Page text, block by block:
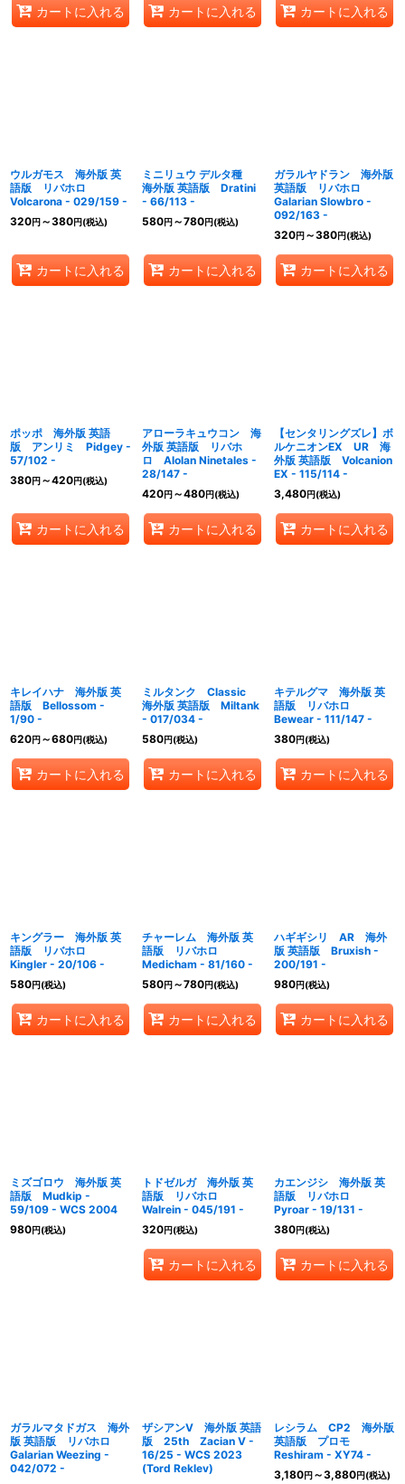
カートに入れる カートに入れる カートに入れる
ウルガモス 海外版 英
語版 リバホロ
Volcarona - 029/159 -
320円～380円(税込)
カートに入れる
ミニリュウ デルタ種
海外版 英語版 Dratini
- 66/113 -
580円～780円(税込)
カートに入れる
ガラルヤドラン 海外版
英語版 リバホロ
Galarian Slowbro -
092/163 -
320円～380円(税込)
カートに入れる
ポッポ 海外版 英語
版 アンリミ Pidgey -
57/102 -
380円～420円(税込)
カートに入れる
アローラキュウコン 海
外版 英語版 リバホ
ロ Alolan Ninetales -
28/147 -
420円～480円(税込)
カートに入れる
【センタリングズレ】ボ
ルケニオンEX UR 海
外版 英語版 Volcanion
EX - 115/114 -
3,480円(税込)
カートに入れる
キレイハナ 海外版 英
語版 Bellossom -
1/90 -
620円～680円(税込)
カートに入れる
ミルタンク Classic
海外版 英語版 Miltank
- 017/034 -
580円(税込)
カートに入れる
キテルグマ 海外版 英
語版 リバホロ
Bewear - 111/147 -
380円(税込)
カートに入れる
キングラー 海外版 英
語版 リバホロ
Kingler - 20/106 -
580円(税込)
カートに入れる
チャーレム 海外版 英
語版 リバホロ
Medicham - 81/160 -
580円～780円(税込)
カートに入れる
ハギギシリ AR 海外
版 英語版 Bruxish -
200/191 -
980円(税込)
カートに入れる
ミズゴロウ 海外版 英
語版 Mudkip -
59/109 - WCS 2004
980円(税込)
トドゼルガ 海外版 英
語版 リバホロ
Walrein - 045/191 -
320円(税込)
カートに入れる
カエンジシ 海外版 英
語版 リバホロ
Pyroar - 19/131 -
380円(税込)
カートに入れる
ガラルマタドガス 海外
版 英語版 リバホロ
Galarian Weezing -
042/072 -
ザシアンV 海外版 英語
版 25th Zacian V -
16/25 - WCS 2023
(Tord Reklev)
レシラム CP2 海外版
英語版 プロモ
Reshiram - XY74 -
3,180円～3,880円(税込)